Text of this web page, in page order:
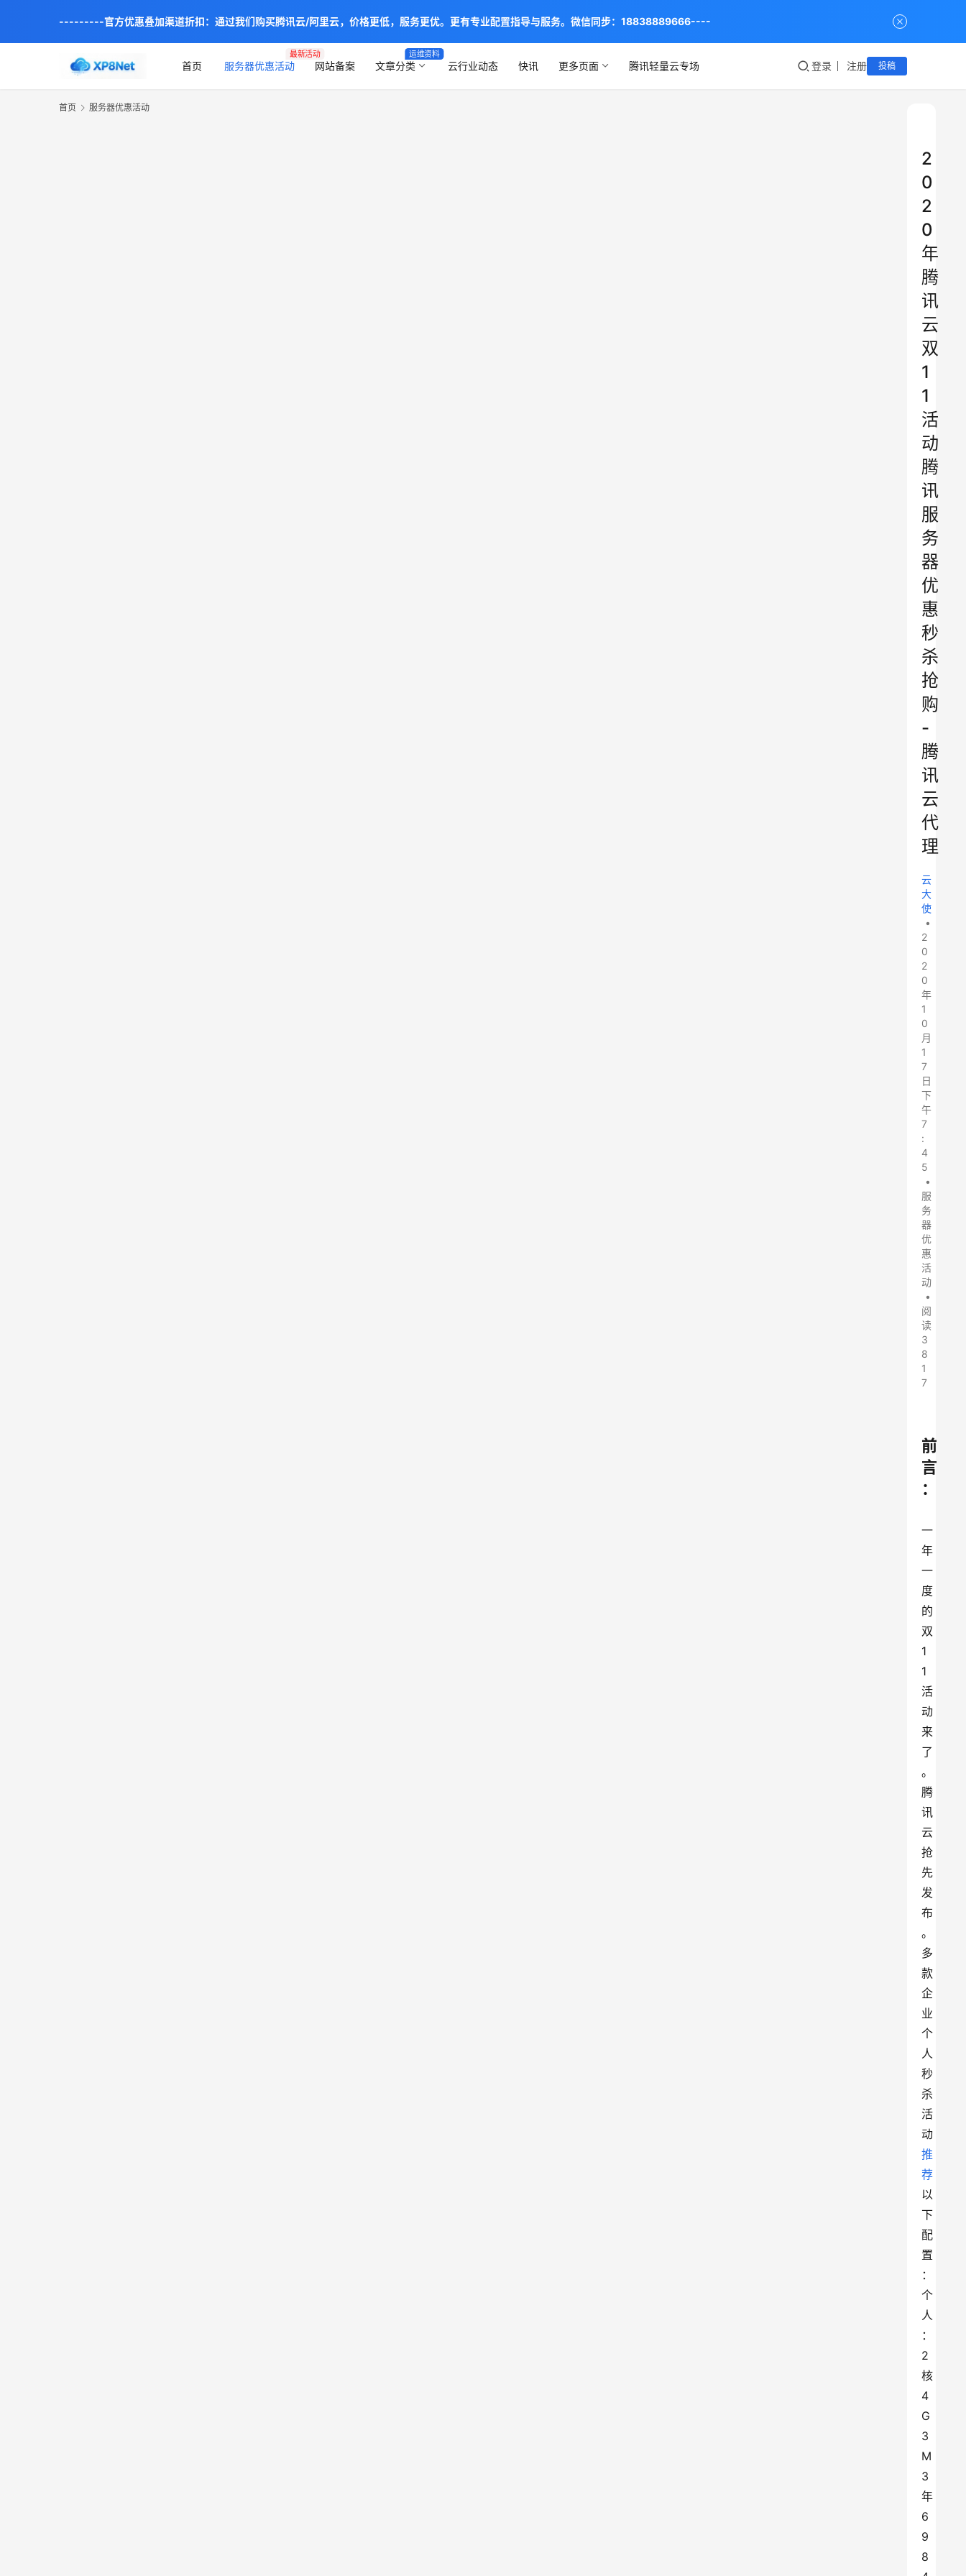
---------官方优惠叠加渠道折扣：通过我们购买腾讯云/阿里云，价格更低，服务更优。更有专业配置指导与服务。微信同步：18838889666----
首页 服务器优惠活动
最新活动
网站备案 文章分类
运维资料
云行业动态 快讯 更多页面 腾讯轻量云专场 登录 注册 投稿
首页 服务器优惠活动
2
0
2
0
年
腾
讯
云
双
1
1
活
动
腾
讯
服
务
器
优
惠
秒
杀
抢
购
-
腾
讯
云
代
理
云
大
使
•
2
0
2
0
年
1
0
月
1
7
日
下
午
7
:
4
5
•
服
务
器
优
惠
活
动
•
阅
读
3
8
1
7
前
言
：
一
年
一
度
的
双
1
1
活
动
来
了
。
腾
讯
云
抢
先
发
布
。
多
款
企
业
个
人
秒
杀
活
动
推
荐
以
下
配
置
：
个
人
：
2
核
4
G
3
M
3
年
6
9
8